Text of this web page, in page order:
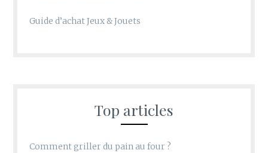
Guide d’achat Jeux & Jouets
Top articles
Comment griller du pain au four ?